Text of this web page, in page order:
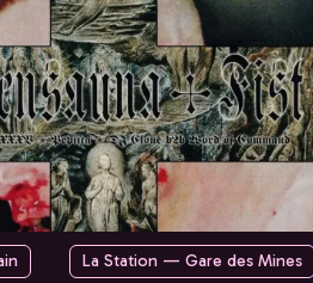
La Station — Gare des Mines